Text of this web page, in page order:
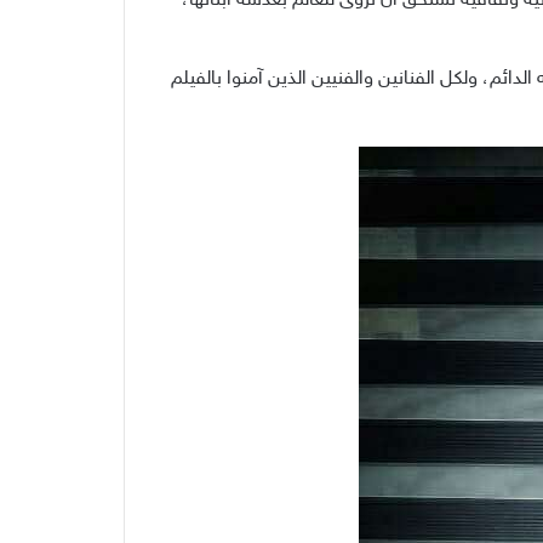
ولكل الفنانين والفنيين الذين آمنوا بالفيلم